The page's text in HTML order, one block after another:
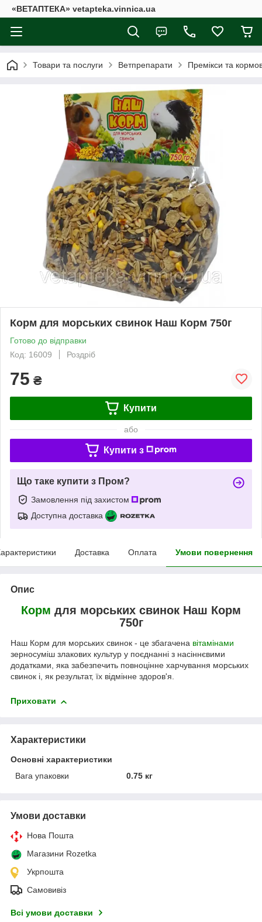
«ВЕТАПТЕКА» vetapteka.vinnica.ua
Товари та послуги Ветпрепарати Премікси та
Корм для морських свинок Наш Корм 750г
Готово до відправки
Код: 16009
Роздріб
75 ₴
Купити
або
Купити з
Що таке купити з Пром?
Замовлення під захистом
Доступна доставка
Доставка Оплата Умови повернення
Опис
Корм для морських свинок Наш Корм
750г
Наш Корм для морських свинок - це збагачена вітамінами
зерносуміш злакових культур у поєднанні з насіннєвими
додатками, яка забезпечить повноцінне харчування морських
свинок і, як результат, їх відмінне здоров'я.
Приховати
Характеристики
Основні характеристики
Вага упаковки
0.75 кг
Умови доставки
Нова Пошта
Магазини Rozetka
Укрпошта
Самовивіз
Всі умови доставки